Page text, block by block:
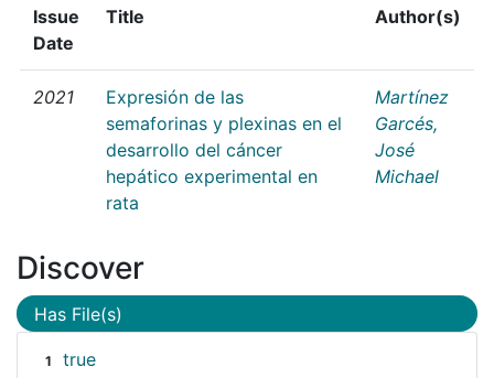
Issue
Date
Title Author(s)
2021
Expresión de las
semaforinas y plexinas en el
desarrollo del cáncer
hepático experimental en
rata
Martínez
Garcés,
José
Michael
Discover
Has File(s)
1 true